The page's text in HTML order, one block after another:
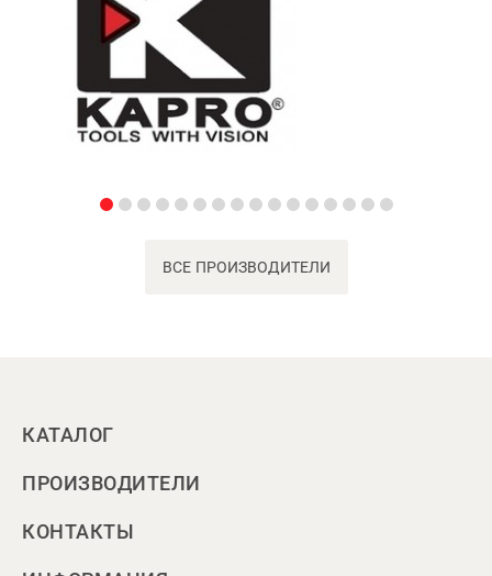
ВСЕ ПРОИЗВОДИТЕЛИ
КАТАЛОГ
ПРОИЗВОДИТЕЛИ
КОНТАКТЫ